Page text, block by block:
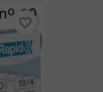
favorite_border